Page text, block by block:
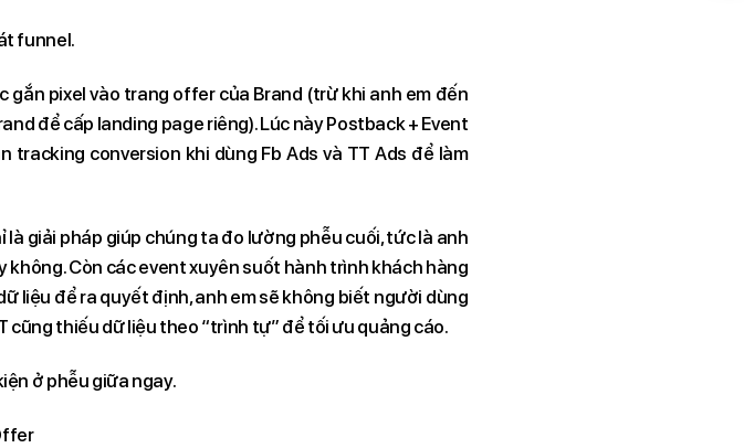
funnel.
pixel vào trang offer của Brand (trừ khi anh em đến
để cấp landing page riêng). Lúc này Postback + Event
tracking conversion khi dùng Fb Ads và TT Ads để làm
là giải pháp giúp chúng ta đo lường phễu cuối, tức là anh
Còn các event xuyên suốt hành trình khách hàng
liệu để ra quyết định, anh em sẽ không biết người dùng
cũng thiếu dữ liệu theo “trình tự” để tối ưu quảng cáo.
ở phễu giữa ngay.